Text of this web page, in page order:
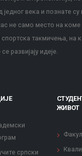
једног века и познате су
не само место на коме
такмичења,
развијају идеје.
српски
ЖИВОТ